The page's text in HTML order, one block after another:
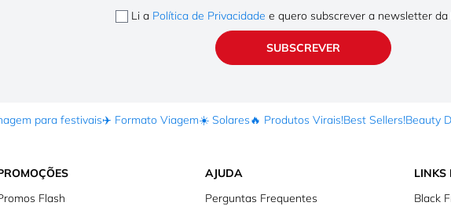
Li a Política de Privacidade e quero subscrever a newsletter da
SUBSCREVER
para festivais✈️ Formato Viagem☀️ Solares🔥 Produtos Virais!Best Sellers!Beauty
Flash
AJUDA
Perguntas Frequentes
LINKS
Black